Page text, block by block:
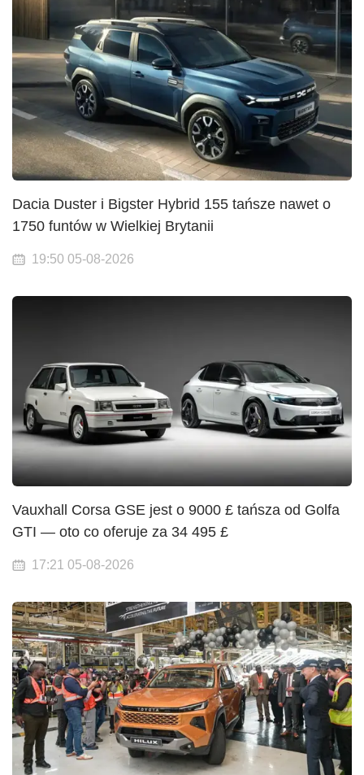
Dacia Duster i Bigster Hybrid 155 tańsze nawet o
1750 funtów w Wielkiej Brytanii
19:50 05-08-2026
Vauxhall Corsa GSE jest o 9000 £ tańsza od Golfa
GTI — oto co oferuje za 34 495 £
17:21 05-08-2026